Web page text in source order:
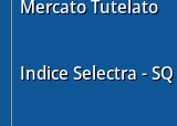
Mercato Tutelato
Indice Selectra - SQ